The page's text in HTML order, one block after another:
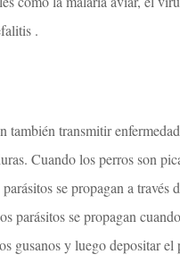
.
también transmitir
Cuando los perros son
se propagan a través
parásitos se propagan
gusanos y luego depositar el